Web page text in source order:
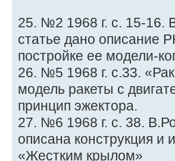
25. №2 1968 г. с. 15-16.
статье дано описание
постройке ее модели-
26. №5 1968 г. с.33.
модель ракеты с
принцип эжектора.
27. №6 1968 г. с. 38.
описана конструкция и
«Жестким крылом»